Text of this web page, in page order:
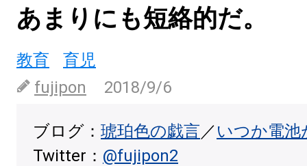
あまりにも短絡的だ。
教育
育児
fujipon
2018/9/6
ブログ： 琥珀色の戯言／いつか電
Twitter： @fujipon2